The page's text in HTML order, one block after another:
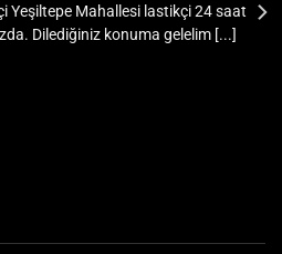
Yeşiltepe Mahallesi lastikçi 24 saat
Dilediğiniz konuma gelelim [...]